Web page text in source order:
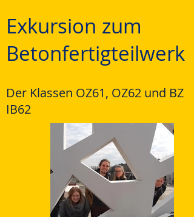
Exkursion zum
Betonfertigteilwerk
Der Klassen OZ61, OZ62 und BZ
IB62